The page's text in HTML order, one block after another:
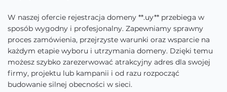
W naszej ofercie rejestracja domeny **.uy** przebiega w
sposób wygodny i profesjonalny. Zapewniamy sprawny
proces zamówienia, przejrzyste warunki oraz wsparcie na
każdym etapie wyboru i utrzymania domeny. Dzięki temu
możesz szybko zarezerwować atrakcyjny adres dla swojej
firmy, projektu lub kampanii i od razu rozpocząć
budowanie silnej obecności w sieci.